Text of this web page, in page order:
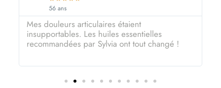
56 ans
Mes douleurs articulaires étaient
insupportables. Les huiles essentielles
recommandées par Sylvia ont tout changé !